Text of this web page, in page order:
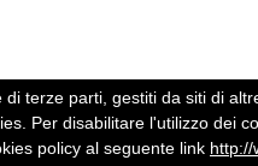
terze parti, gestiti da siti di
Per disabilitare l'utilizzo dei
policy al seguente link http://